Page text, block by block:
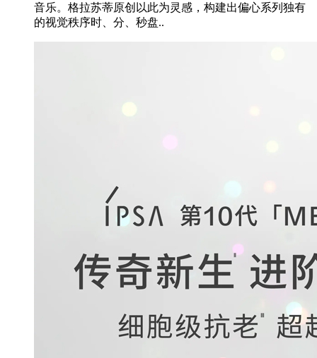
音乐。格拉苏蒂原创以此为灵感，构建出偏心系列独有
的视觉秩序时、分、秒盘..